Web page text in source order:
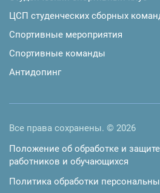
ЦСП студенческих сборных
Спортивные мероприятия
Спортивные команды
Антидопинг
Все права сохранены. © 2026
Положение об обработке и
работников и обучающихся
Политика обработки